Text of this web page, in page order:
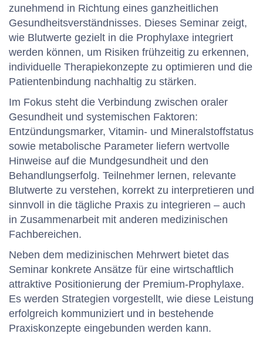
zunehmend in Richtung eines ganzheitlichen
Gesundheitsverständnisses. Dieses Seminar zeigt,
wie Blutwerte gezielt in die Prophylaxe integriert
werden können, um Risiken frühzeitig zu erkennen,
individuelle Therapiekonzepte zu optimieren und die
Patientenbindung nachhaltig zu stärken.
Im Fokus steht die Verbindung zwischen oraler
Gesundheit und systemischen Faktoren:
Entzündungsmarker, Vitamin- und Mineralstoffstatus
sowie metabolische Parameter liefern wertvolle
Hinweise auf die Mundgesundheit und den
Behandlungserfolg. Teilnehmer lernen, relevante
Blutwerte zu verstehen, korrekt zu interpretieren und
sinnvoll in die tägliche Praxis zu integrieren – auch
in Zusammenarbeit mit anderen medizinischen
Fachbereichen.
Neben dem medizinischen Mehrwert bietet das
Seminar konkrete Ansätze für eine wirtschaftlich
attraktive Positionierung der Premium-Prophylaxe.
Es werden Strategien vorgestellt, wie diese Leistung
erfolgreich kommuniziert und in bestehende
Praxiskonzepte eingebunden werden kann.